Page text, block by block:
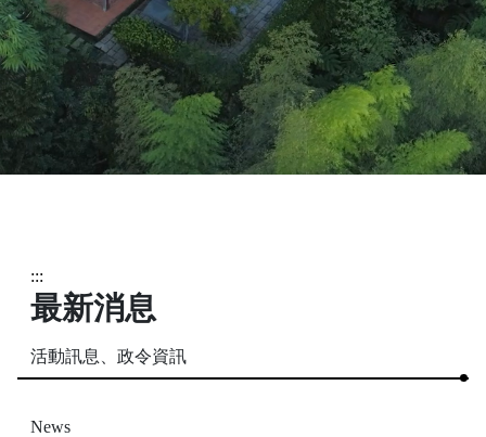
:::
最新消息
活動訊息、政令資訊
News